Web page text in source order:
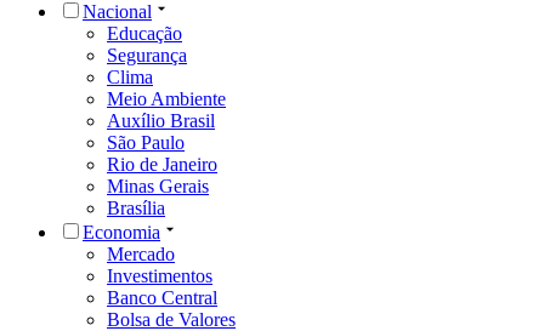
Nacional
Educação
Segurança
Clima
Meio Ambiente
Auxílio Brasil
São Paulo
Rio de Janeiro
Minas Gerais
Brasília
Economia
Mercado
Investimentos
Banco Central
Bolsa de Valores